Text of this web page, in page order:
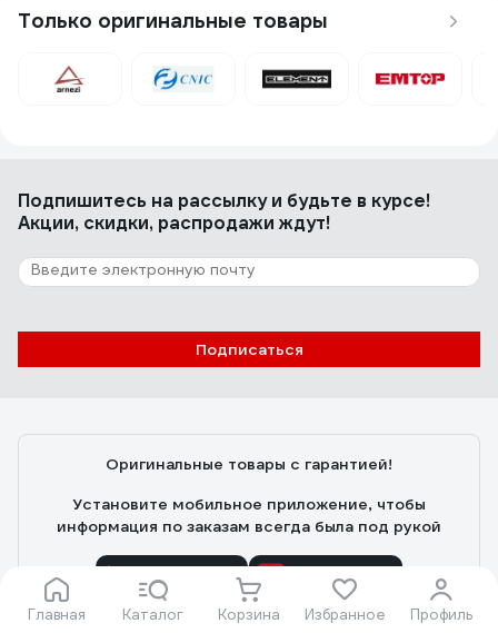
Главная Каталог Корзина Избранное Профиль
Большой ресурс у лебедки.
11 отзывов
Александр Б.
27.09.2022
Лёгкая.малые размеры.усилие на натяге не
Только оригинальные товары
Подпишитесь на рассылкуи будьте в курсе!
Акции, скидки, распродажи ждут!
Подписаться
Оригинальные товары с гарантией!
Установите мобильное приложение, чтобы
информация по заказам всегда была под рукой